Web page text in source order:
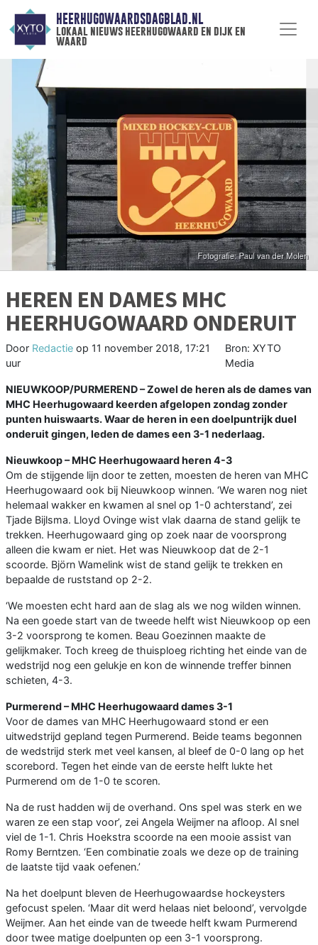
HEERHUGOWAARDSDAGBLAD.NL
lokaal nieuws heerhugowaard en dijk en
waard
HEREN EN DAMES MHC
HEERHUGOWAARD ONDERUIT
Door Redactie op 11 november 2018, 17:21
uur
Bron: XYTO
Media
NIEUWKOOP/PURMEREND –Zowel de heren als de dames van
MHC Heerhugowaard keerden afgelopen zondag zonder
punten huiswaarts. Waar de heren in een doelpuntrijk duel
onderuit gingen, leden de dames een 3-1 nederlaag.
Nieuwkoop – MHC Heerhugowaard heren 4-3
Om de stijgende lijn door te zetten, moesten de heren van MHC
Heerhugowaard ook bij Nieuwkoop winnen. ‘We waren nog niet
helemaal wakker en kwamen al snel op 1-0 achterstand’, zei
Tjade Bijlsma. Lloyd Ovinge wist vlak daarna de stand gelijk te
trekken. Heerhugowaard ging op zoek naar de voorsprong
alleen die kwam er niet. Het was Nieuwkoop dat de 2-1
scoorde. Björn Wamelink wist de stand gelijk te trekken en
bepaalde de ruststand op 2-2.
‘We moesten echt hard aan de slag als we nog wilden winnen.
Na een goede start van de tweede helft wist Nieuwkoop op een
3-2 voorsprong te komen. Beau Goezinnen maakte de
gelijkmaker. Toch kreeg de thuisploeg richting het einde van de
wedstrijd nog een gelukje en kon de winnende treffer binnen
schieten, 4-3.
Purmerend – MHC Heerhugowaard dames 3-1
Voor de dames van MHC Heerhugowaard stond er een
uitwedstrijd gepland tegen Purmerend. Beide teams begonnen
de wedstrijd sterk met veel kansen, al bleef de 0-0 lang op het
scorebord. Tegen het einde van de eerste helft lukte het
Purmerend om de 1-0 te scoren.
Na de rust hadden wij de overhand. Ons spel was sterk en we
waren ze een stap voor’, zei Angela Weijmer na afloop. Al snel
viel de 1-1. Chris Hoekstra scoorde na een mooie assist van
Romy Berntzen. ‘Een combinatie zoals we deze op de training
de laatste tijd vaak oefenen.’
Na het doelpunt bleven de Heerhugowaardse hockeysters
gefocust spelen. ‘Maar dit werd helaas niet beloond’, vervolgde
Weijmer. Aan het einde van de tweede helft kwam Purmerend
door twee matige doelpunten op een 3-1 voorsprong.